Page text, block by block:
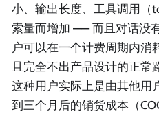
小、输出长度、工具调用（
索量而增加 —— 而且对话没
户可以在一个计费周期内消
且完全不出产品设计的正常
这种用户实际上是由其他用
到三个月后的销货成本（